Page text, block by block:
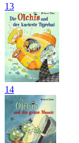
13
14